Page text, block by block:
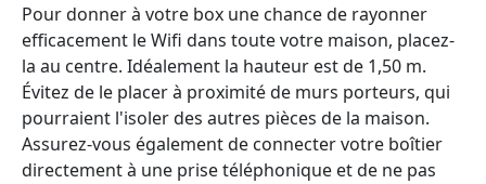
Pour donner à votre box une chance de rayonner
efficacement le Wifi dans toute votre maison, placez-
la au centre. Idéalement la hauteur est de 1,50 m.
Évitez de le placer à proximité de murs porteurs, qui
pourraient l'isoler des autres pièces de la maison.
Assurez-vous également de connecter votre boîtier
directement à une prise téléphonique et de ne pas